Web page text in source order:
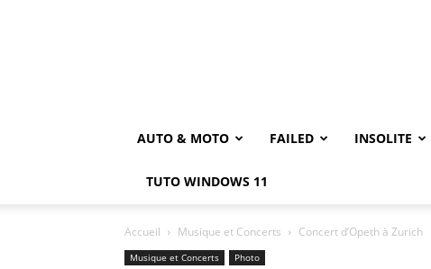
AUTO & MOTO FAILED INSOLITE
TUTO WINDOWS 11
Accueil Musique et Concerts Concert d’Opeth à Zurich
Musique et Concerts Photo